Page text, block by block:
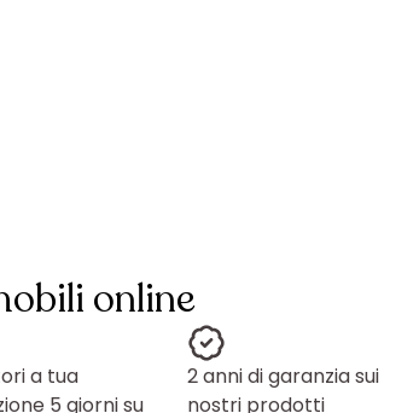
online
a tua
5 giorni su
2 anni di garanzia sui
nostri prodotti